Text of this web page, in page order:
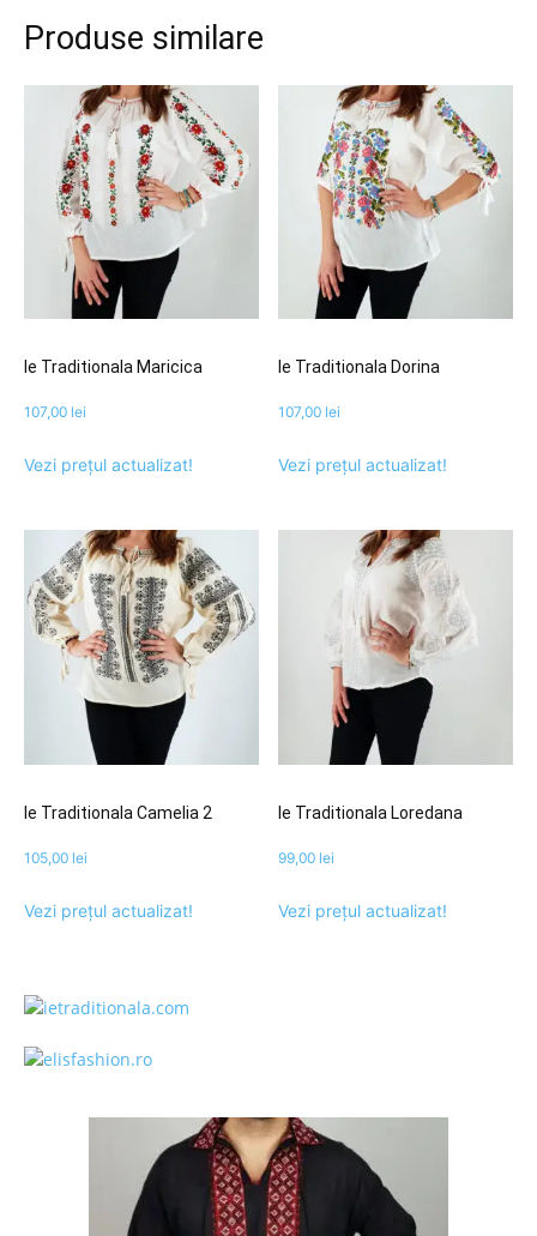
Produse similare
Ie Traditionala Maricica
107,00 lei
Vezi prețul actualizat!
Ie Traditionala Dorina
107,00 lei
Vezi prețul actualizat!
Ie Traditionala Camelia 2
105,00 lei
Vezi prețul actualizat!
Ie Traditionala Loredana
99,00 lei
Vezi prețul actualizat!